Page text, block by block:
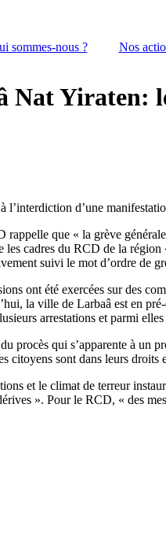
sommes-nous ? Nos
Nat Yiraten:
l’interdiction d’une
que « la grève
les cadres du RCD de la
suivi le mot d’ordre de
ont été exercées sur des
la ville de Larbaâ est en
arrestations et parmi
procès qui s’apparente à un
citoyens sont dans leurs
et le climat de terreur
». Pour le RCD, « des